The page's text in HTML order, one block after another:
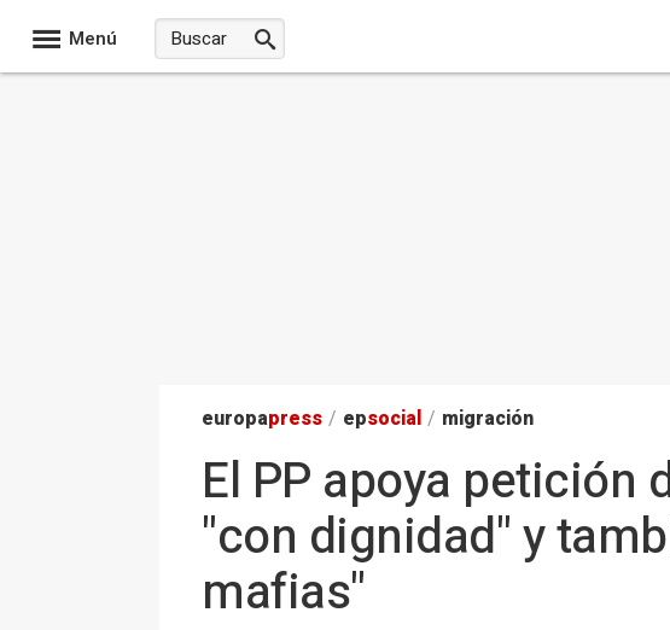
Menú
europapress / epsocial / migración
El PP apoya petición
"con dignidad" y
mafias"